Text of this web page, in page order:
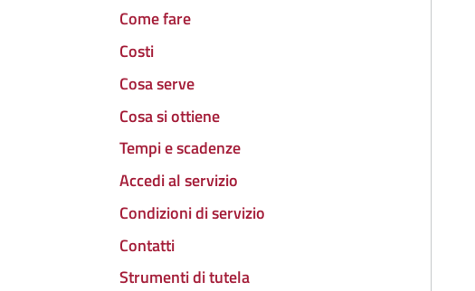
Come fare
Costi
Cosa serve
Cosa si ottiene
Tempi e scadenze
Accedi al servizio
Condizioni di servizio
Contatti
Strumenti di tutela